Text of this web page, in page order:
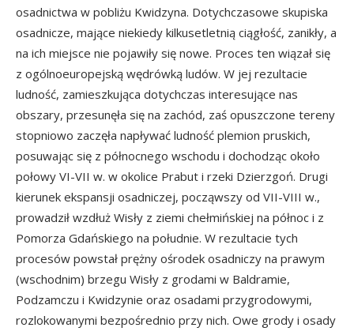
osadnictwa w pobliżu Kwidzyna. Dotychczasowe skupiska
osadnicze, mające niekiedy kilkusetletnią ciągłość, zanikły, a
na ich miejsce nie pojawiły się nowe. Proces ten wiązał się
z ogólnoeuropejską wędrówką ludów. W jej rezultacie
ludność, zamieszkująca dotychczas interesujące nas
obszary, przesunęła się na zachód, zaś opuszczone tereny
stopniowo zaczęła napływać ludność plemion pruskich,
posuwając się z północnego wschodu i dochodząc około
połowy VI-VII w. w okolice Prabut i rzeki Dzierzgoń. Drugi
kierunek ekspansji osadniczej, począwszy od VII-VIII w.,
prowadził wzdłuż Wisły z ziemi chełmińskiej na północ i z
Pomorza Gdańskiego na południe. W rezultacie tych
procesów powstał prężny ośrodek osadniczy na prawym
(wschodnim) brzegu Wisły z grodami w Baldramie,
Podzamczu i Kwidzynie oraz osadami przygrodowymi,
rozlokowanymi bezpośrednio przy nich. Owe grody i osady